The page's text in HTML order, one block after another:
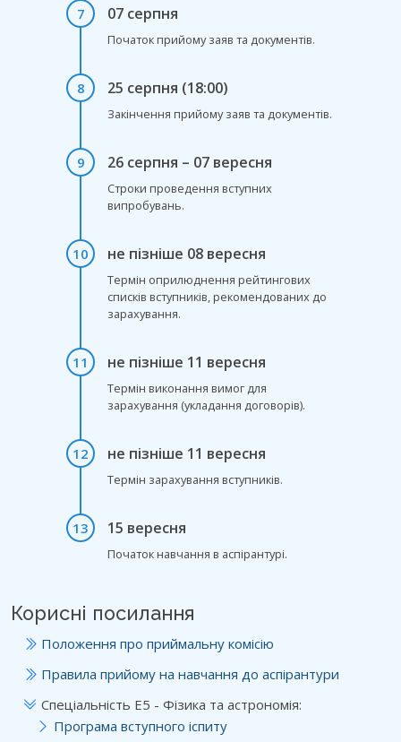
7 07 серпня
Початок прийому заяв та документів.
8 25 серпня (18:00)
Закінчення прийому заяв та документів.
9 26 серпня – 07 вересня
Строки проведення вступних
випробувань.
10 не пізніше 08 вересня
Термін оприлюднення рейтингових
списків вступників, рекомендованих до
зарахування.
11 не пізніше 11 вересня
Термін виконання вимог для
зарахування (укладання договорів).
12 не пізніше 11 вересня
Термін зарахування вступників.
13 15 вересня
Початок навчання в аспірантурі.
Корисні посилання
Положення про приймальну комісію
Правила прийому на навчання до аспірантури
Спеціальність E5 - Фізика та астрономія:
Програма вступного іспиту